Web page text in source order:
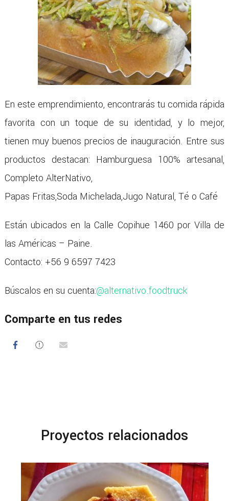
En este emprendimiento, encontrarás tu comida rápida
favorita con un toque de su identidad, y lo mejor,
tienen muy buenos precios de inauguración. Entre sus
productos destacan: Hamburguesa 100% artesanal,
Completo AlterNativo,
Papas Fritas,Soda Michelada,Jugo Natural, Té o Café
Están ubicados en la Calle Copihue 1460 por Villa de
las Américas – Paine.
Contacto: +56 9 6597 7423
Búscalos en su cuenta:@alternativo.foodtruck
Comparte en tus redes
Proyectos relacionados